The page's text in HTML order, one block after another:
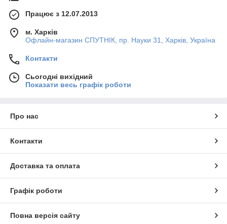
Працює з 12.07.2013
м. Харків
Офлайн-магазин СПУТНІК, пр. Науки 31, Харків, Україна
Контакти
Сьогодні вихідний
Показати весь графік роботи
Про нас
Контакти
Доставка та оплата
Графік роботи
Повна версія сайту